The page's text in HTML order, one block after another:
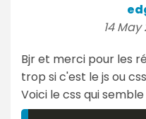
14
Bjr et merci pour les
trop si c'est le js ou
Voici le css qui